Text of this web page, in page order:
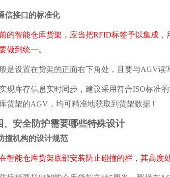
接口的标准化
的智能仓库货架，应当把RFID标签予以集成
做到统一。
设置在货架的正面右下角处，且要与AGV读
库存信息实时同步，建议采用符合ISO标准的
货架的AGV，均可精准地获取到货架数据 !
全防护需要哪些特殊设计
机构的设计规范
智能仓库货架底部安装防止碰撞的栏，其高度